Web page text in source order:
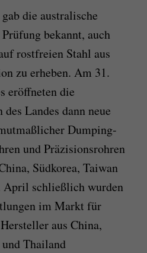
die australische
bekannt, auch
rostfreien Stahl aus
zu erheben. Am 31.
eröffneten die
Landes dann neue
Dumping-
und Präzisionsrohren
Südkorea, Taiwan
schließlich wurden
im Markt für
aus China,
Thailand